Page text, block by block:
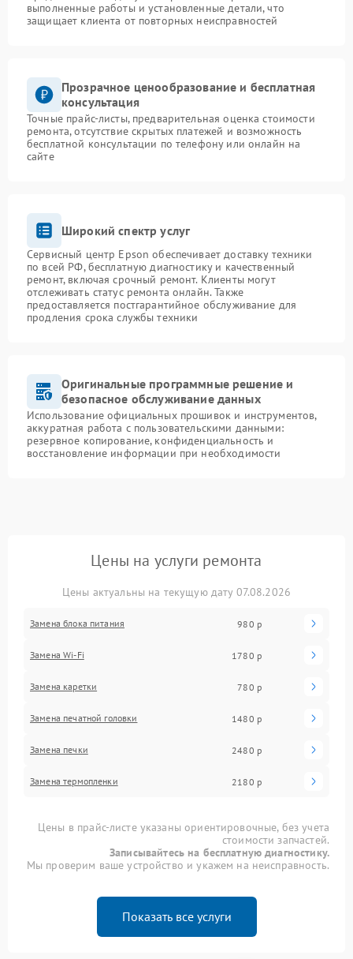
выполненные работы и установленные детали, что
защищает клиента от повторных неисправностей
Прозрачное ценообразование и бесплатная
консультация
Точные прайс-листы, предварительная оценка стоимости
ремонта, отсутствие скрытых платежей и возможность
бесплатной консультации по телефону или онлайн на
сайте
Широкий спектр услуг
Сервисный центр Epson обеспечивает доставку техники
по всей РФ, бесплатную диагностику и качественный
ремонт, включая срочный ремонт. Клиенты могут
отслеживать статус ремонта онлайн. Также
предоставляется постгарантийное обслуживание для
продления срока службы техники
Оригинальные программные решение и
безопасное обслуживание данных
Использование официальных прошивок и инструментов,
аккуратная работа с пользовательскими данными:
резервное копирование, конфиденциальность и
восстановление информации при необходимости
Цены на услуги ремонта
Цены актуальны на текущую дату 07.08.2026
Замена блока питания 980 р
Замена Wi-Fi 1780 р
Замена каретки 780 р
Замена печатной головки 1480 р
Замена печки 2480 р
Замена термопленки 2180 р
Цены в прайс-листе указаны ориентировочные, без учета
стоимости запчастей.
Записывайтесь на бесплатную диагностику.
Мы проверим ваше устройство и укажем на неисправность.
Показать все услуги